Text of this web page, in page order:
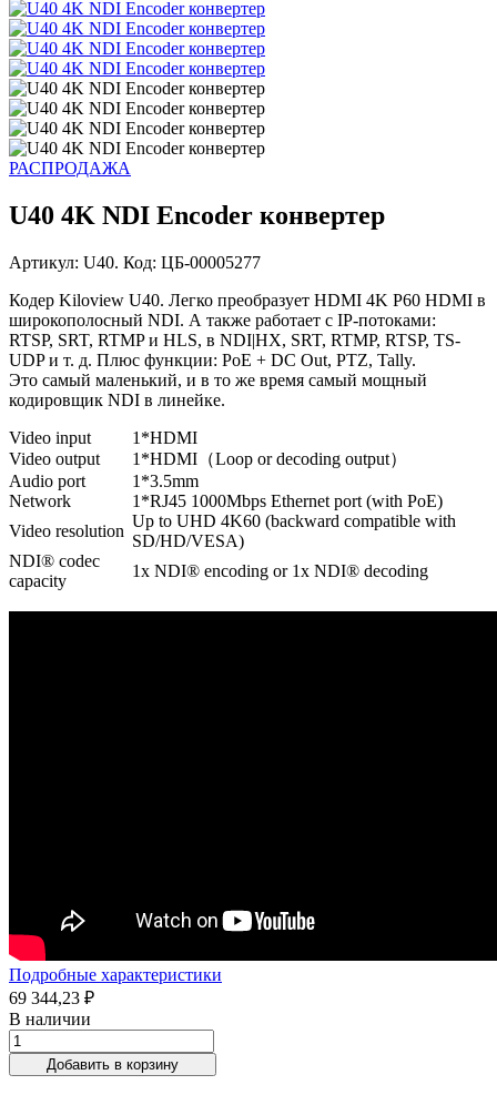
РАСПРОДАЖА
U40 4K NDI Encoder конвертер
Артикул: U40. Код: ЦБ-00005277
Кодер Kiloview U40. Легко преобразует HDMI 4K P60 HDMI в
широкополосный NDI. А также работает с IP-потоками:
RTSP, SRT, RTMP и HLS, в NDI|HX, SRT, RTMP, RTSP, TS-
UDP и т. д. Плюс функции: PoE + DC Out, PTZ, Tally.
Это самый маленький, и в то же время самый мощный
кодировщик NDI в линейке.
Video input
1*HDMI
Video output
1*HDMI（Loop or decoding output）
Audio port
1*3.5mm
Network
1*RJ45 1000Mbps Ethernet port (with PoE)
Video resolution
Up to UHD 4K60 (backward compatible with
SD/HD/VESA)
NDI® codec
capacity
1x NDI® encoding or 1x NDI® decoding
Подробные характеристики
69 344,23 ₽
В наличии
Добавить в корзину